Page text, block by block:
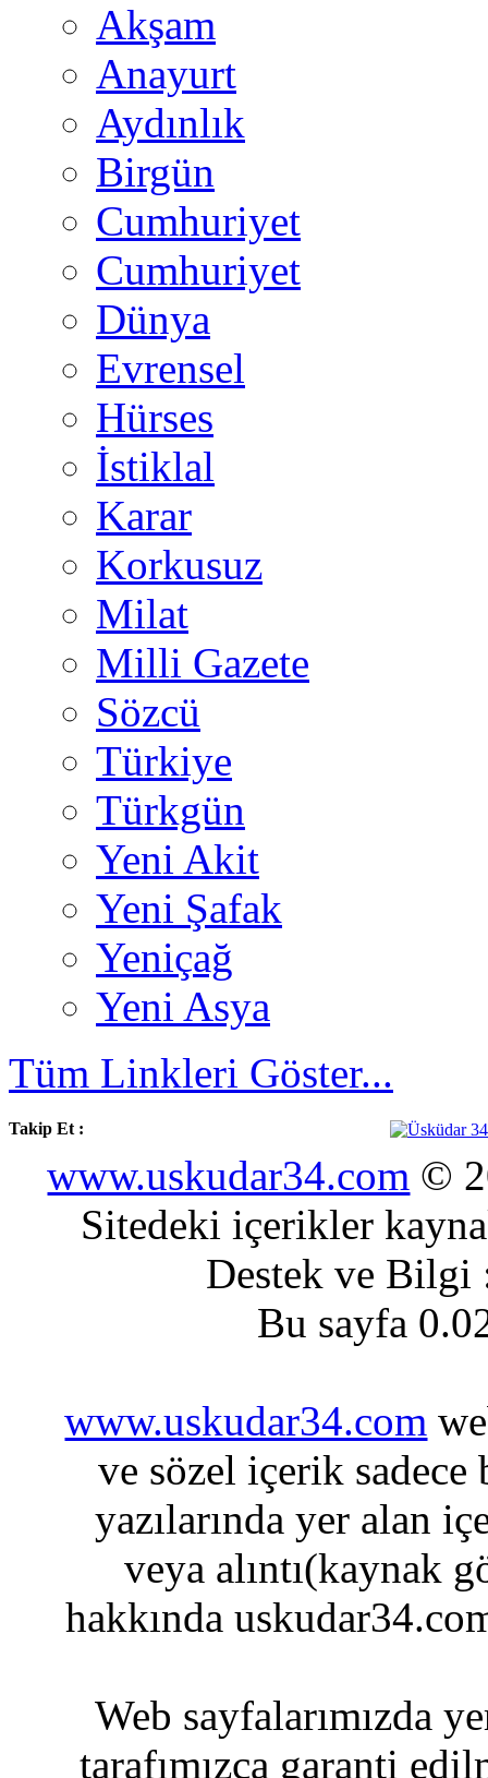
Akşam
Anayurt
Aydınlık
Birgün
Cumhuriyet
Cumhuriyet
Dünya
Evrensel
Hürses
İstiklal
Karar
Korkusuz
Milat
Milli Gazete
Sözcü
Türkiye
Türkgün
Yeni Akit
Yeni Şafak
Yeniçağ
Yeni Asya
Tüm Linkleri Göster...
Takip Et :
www.uskudar34.com ©
Sitedeki içerikler
Destek ve
Bu sayfa
www.uskudar34.com
ve sözel içerik sadece
yazılarında yer alan
veya alıntı(kaynak
hakkında
Web sayfalarımızda
tarafımızca garanti